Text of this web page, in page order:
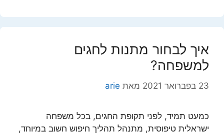
איך לבחור מתנות לחגים
למשפחה?
23 בפברואר 2021 מאת arie
כמעט תמיד, לפני תקופת החגים, בכל משפחה
ישראלית טיפוסית, מתנהל תהליך חיפוש חשוב במיוחד,